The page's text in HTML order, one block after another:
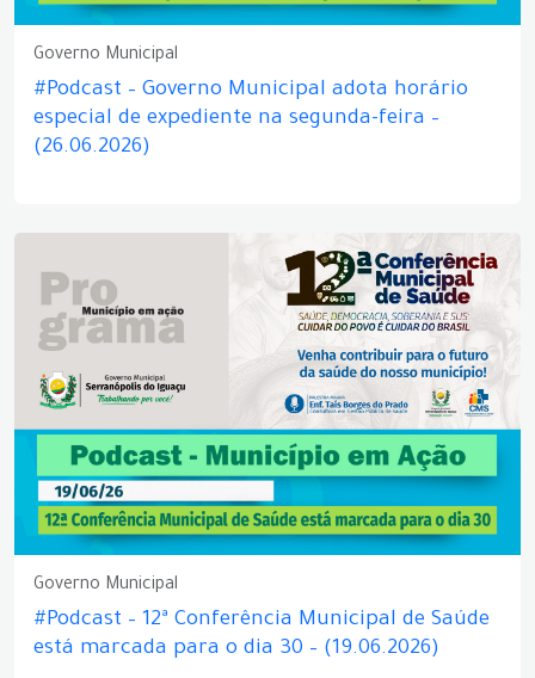
Governo Municipal
#Podcast – Governo Municipal adota horário
especial de expediente na segunda-feira –
(26.06.2026)
Governo Municipal
#Podcast – 12ª Conferência Municipal de Saúde
está marcada para o dia 30 – (19.06.2026)